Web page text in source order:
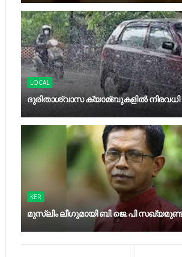
LOCAL
ദുരിതാശ്വാസ ക്യാമ്ബുകളിൽ
KER
മുസ്‍ലിം ലീഗുമായി ബി.ജെ.പി